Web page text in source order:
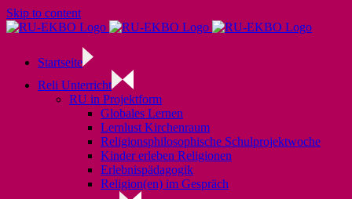
Skip to content
Startseite
Reli Unterricht
RU in Projektform
Globales Lernen
Lernlust Kirchenraum
Religionsphilosophische Schulprojektwoche
Kinder erleben Religionen
Erlebnispädagogik
Religion(en) im Gespräch